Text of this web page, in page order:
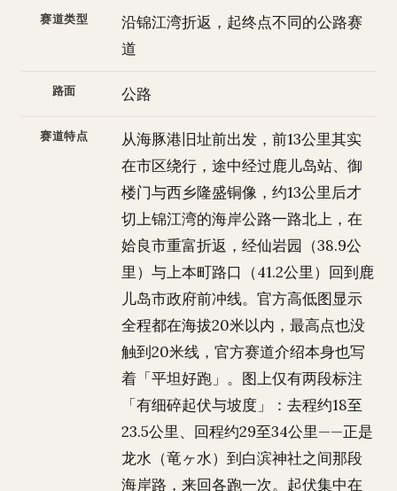
赛道类型
沿锦江湾折返，起终点不同的公路赛
道
路面 公路
赛道特点
从海豚港旧址前出发，前13公里其实
在市区绕行，途中经过鹿儿岛站、御
楼门与西乡隆盛铜像，约13公里后才
切上锦江湾的海岸公路一路北上，在
姶良市重富折返，经仙岩园（38.9公
里）与上本町路口（41.2公里）回到鹿
儿岛市政府前冲线。官方高低图显示
全程都在海拔20米以内，最高点也没
触到20米线，官方赛道介绍本身也写
着「平坦好跑」。图上仅有两段标注
「有细碎起伏与坡度」：去程约18至
23.5公里、回程约29至34公里——正是
龙水（竜ヶ水）到白滨神社之间那段
海岸路，来回各跑一次。起伏集中在